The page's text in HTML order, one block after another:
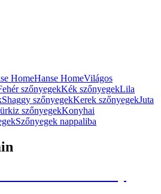
HomeHanse HomeVilágos
szőnyegekKék szőnyegekLila
Shaggy szőnyegekKerek szőnyegekJuta
szőnyegekKonyhai
Szőnyegek nappaliba